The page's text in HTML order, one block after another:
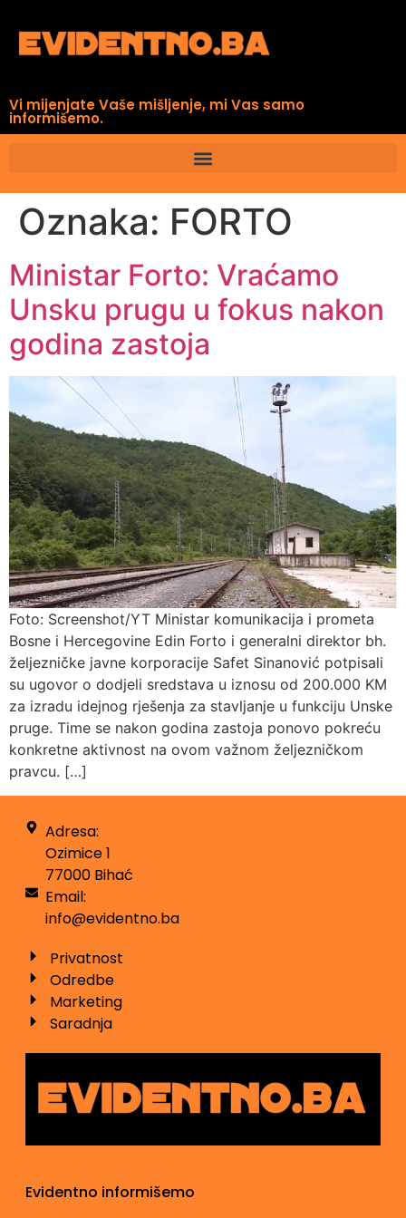
Vi mijenjate Vaše mišljenje, mi Vas samo
informišemo.
Oznaka: FORTO
Ministar Forto: Vraćamo
Unsku prugu u fokus nakon
godina zastoja
Foto: Screenshot/YT Ministar komunikacija i prometa
Bosne i Hercegovine Edin Forto i generalni direktor bh.
željezničke javne korporacije Safet Sinanović potpisali
su ugovor o dodjeli sredstava u iznosu od 200.000 KM
za izradu idejnog rješenja za stavljanje u funkciju Unske
pruge. Time se nakon godina zastoja ponovo pokreću
konkretne aktivnost na ovom važnom željezničkom
pravcu. […]
Adresa:
Ozimice 1
77000 Bihać
Email:
info@evidentno.ba
Privatnost
Odredbe
Marketing
Saradnja
Evidentno informišemo